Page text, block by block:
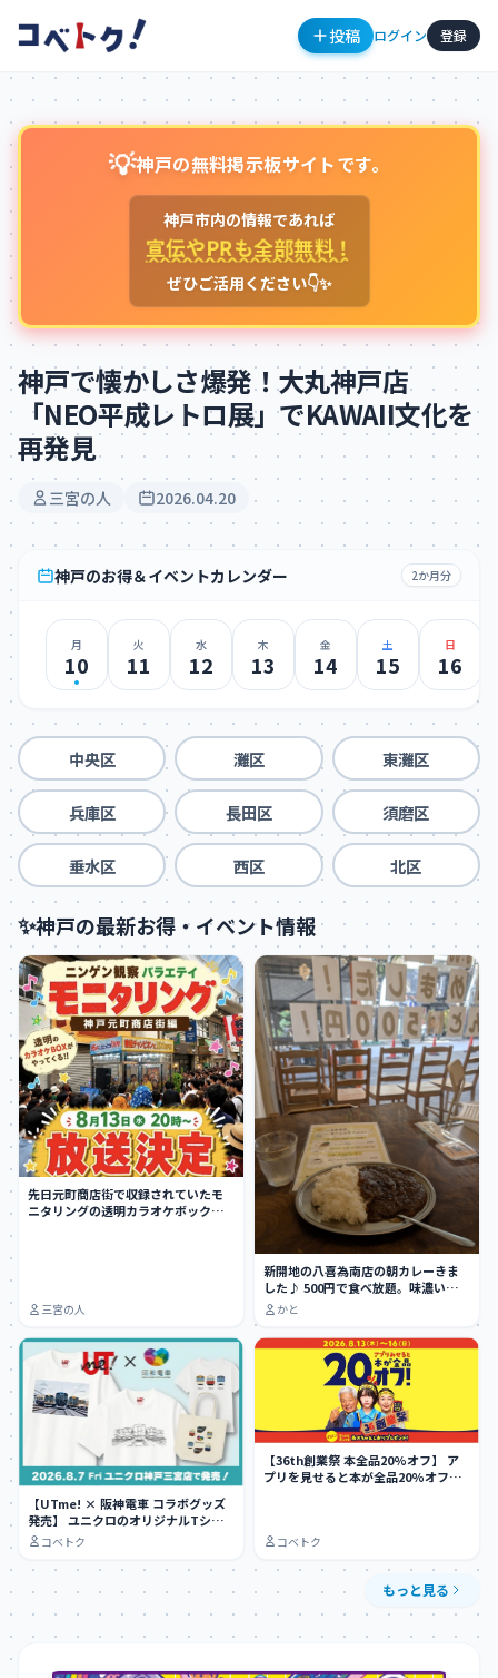
投稿 ログイン 登録
💡神戸の無料掲示板サイトです。
神戸市内の情報であれば
宣伝やPRも全部無料！
ぜひご活用ください👇✨
神戸で懐かしさ爆発！大丸神戸店
「NEO平成レトロ展」でKAWAII文化を
再発見
三宮の人 2026.04.20
神戸のお得＆イベントカレンダー 2か月分
月
10
火
11
水
12
木
13
金
14
土
15
日
16
中央区 灘区 東灘区
兵庫区 長田区 須磨区
垂水区 西区 北区
✨神戸の最新お得・イベント情報
先日元町商店街で収録されていたモ
ニタリングの透明カラオケボック
三宮の人
新開地の八喜為南店の朝カレーきま
した♪ 500円で食べ放題。味濃い目ち
ょい辛。…
かと
【UTme! × 阪神電車 コラボグッズ
発売】 ユニクロのオリジナルTシャ
ツ作…
コベトク
【36th創業祭 本全品20%オフ】 ア
プリを見せると本が全品20%オフ
コベトク
もっと見る
コメントを投稿するにはログインが必要です
ログイン
新規登録